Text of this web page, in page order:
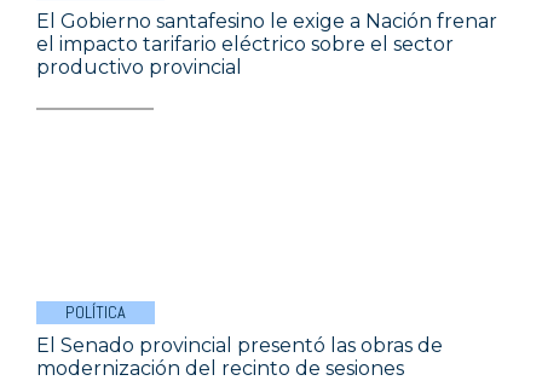
El Gobierno santafesino le exige a Nación frenar
el impacto tarifario eléctrico sobre el sector
productivo provincial
POLÍTICA
El Senado provincial presentó las obras de
modernización del recinto de sesiones